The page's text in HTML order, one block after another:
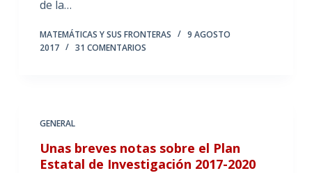
de la…
MATEMÁTICAS Y SUS FRONTERAS
9 AGOSTO
2017
31 COMENTARIOS
GENERAL
Unas breves notas sobre el Plan
Estatal de Investigación 2017-2020